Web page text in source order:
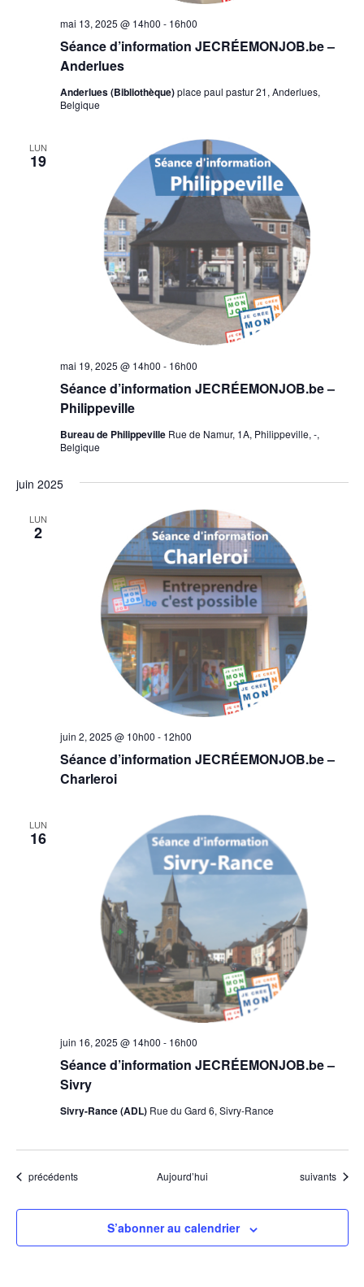
Séance d’information JECRÉEMONJOB.be –
Anderlues
mai 13, 2025 @ 14h00 - 16h00
Anderlues (Bibliothèque)place paul pastur 21, Anderlues,
Belgique
LUN
19
Séance d’information JECRÉEMONJOB.be –
Philippeville
mai 19, 2025 @ 14h00 - 16h00
Bureau de Philippeville Rue de Namur, 1A, Philippeville, -,
Belgique
juin 2025
LUN
2
Séance d’information JECRÉEMONJOB.be –
Charleroi
juin 2, 2025 @ 10h00 - 12h00
LUN
16
Séance d’information JECRÉEMONJOB.be –
Sivry
juin 16, 2025 @ 14h00 - 16h00
Sivry-Rance (ADL) Rue du Gard 6, Sivry-Rance
Évènements
précédents Aujourd’hui Évènements
suivants
S’abonner au calendrier